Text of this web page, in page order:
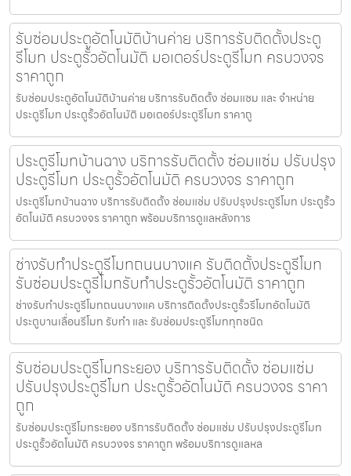
รับซ่อมประตูอัตโนมัติบ้านค่าย บริการรับติดตั้งประตู
รีโมท ประตูรั้วอัตโนมัติ มอเตอร์ประตูรีโมท ครบวงจร
ราคาถูก
รับซ่อมประตูอัตโนมัติบ้านค่าย บริการรับติดตั้ง ซ่อมแซม และ จำหน่าย
ประตูรีโมท ประตูรั้วอัตโนมัติ มอเตอร์ประตูรีโมท ราคาถู
ประตูรีโมทบ้านฉาง บริการรับติดตั้ง ซ่อมแซ่ม ปรับปรุง
ประตูรีโมท ประตูรั้วอัตโนมัติ ครบวงจร ราคาถูก
ประตูรีโมทบ้านฉาง บริการรับติดตั้ง ซ่อมแซ่ม ปรับปรุงประตูรีโมท ประตูรั้ว
อัตโนมัติ ครบวงจร ราคาถูก พร้อมบริการดูแลหลังการ
ช่างรับทำประตูรีโมทถนนบางแค รับติดตั้งประตูรีโมท
รับซ่อมประตูรีโมทรับทำประตูรั้วอัตโนมัติ ราคาถูก
ช่างรับทำประตูรีโมทถนนบางแค บริการติดตั้งประตูรั้วรีโมทอัตโนมัติ
ประตูบานเลื่อนรีโมท รับทำ และ รับซ่อมประตูรีโมททุกชนิด
รับซ่อมประตูรีโมทระยอง บริการรับติดตั้ง ซ่อมแซ่ม
ปรับปรุงประตูรีโมท ประตูรั้วอัตโนมัติ ครบวงจร ราคา
ถูก
รับซ่อมประตูรีโมทระยอง บริการรับติดตั้ง ซ่อมแซ่ม ปรับปรุงประตูรีโมท
ประตูรั้วอัตโนมัติ ครบวงจร ราคาถูก พร้อมบริการดูแลหล